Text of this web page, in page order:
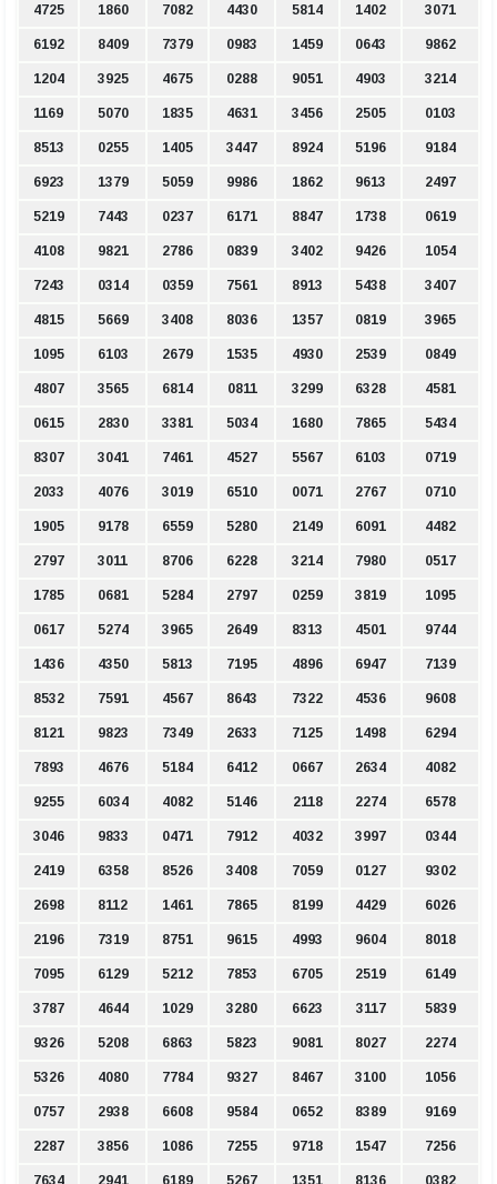
4725 1860 7082 4430 5814 1402 3071
6192 8409 7379 0983 1459 0643 9862
1204 3925 4675 0288 9051 4903 3214
1169 5070 1835 4631 3456 2505 0103
8513 0255 1405 3447 8924 5196 9184
6923 1379 5059 9986 1862 9613 2497
5219 7443 0237 6171 8847 1738 0619
4108 9821 2786 0839 3402 9426 1054
7243 0314 0359 7561 8913 5438 3407
4815 5669 3408 8036 1357 0819 3965
1095 6103 2679 1535 4930 2539 0849
4807 3565 6814 0811 3299 6328 4581
0615 2830 3381 5034 1680 7865 5434
8307 3041 7461 4527 5567 6103 0719
2033 4076 3019 6510 0071 2767 0710
1905 9178 6559 5280 2149 6091 4482
2797 3011 8706 6228 3214 7980 0517
1785 0681 5284 2797 0259 3819 1095
0617 5274 3965 2649 8313 4501 9744
1436 4350 5813 7195 4896 6947 7139
8532 7591 4567 8643 7322 4536 9608
8121 9823 7349 2633 7125 1498 6294
7893 4676 5184 6412 0667 2634 4082
9255 6034 4082 5146 2118 2274 6578
3046 9833 0471 7912 4032 3997 0344
2419 6358 8526 3408 7059 0127 9302
2698 8112 1461 7865 8199 4429 6026
2196 7319 8751 9615 4993 9604 8018
7095 6129 5212 7853 6705 2519 6149
3787 4644 1029 3280 6623 3117 5839
9326 5208 6863 5823 9081 8027 2274
5326 4080 7784 9327 8467 3100 1056
0757 2938 6608 9584 0652 8389 9169
2287 3856 1086 7255 9718 1547 7256
7634 2941 6189 5267 1351 8136 0382